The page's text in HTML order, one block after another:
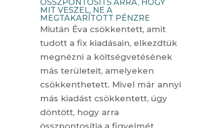
ÖSSZPONTOSÍTS ARRA, HOGY
MIT VESZEL, NE A
MEGTAKARÍTOTT PÉNZRE
Miután Éva csökkentett, amit
tudott a fix kiadásain, elkezdtük
megnézni a költségvetésének
más területeit, amelyeken
csökkenthetett. Mivel már annyi
más kiadást csökkentett, úgy
döntött, hogy arra
összpontosítja a figyelmét,